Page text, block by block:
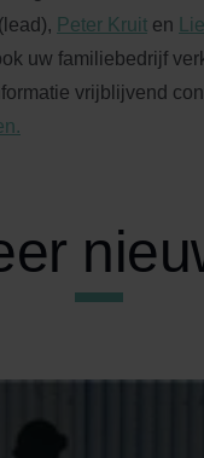
Peter Kruit en
uw familiebedrijf
vrijblijvend